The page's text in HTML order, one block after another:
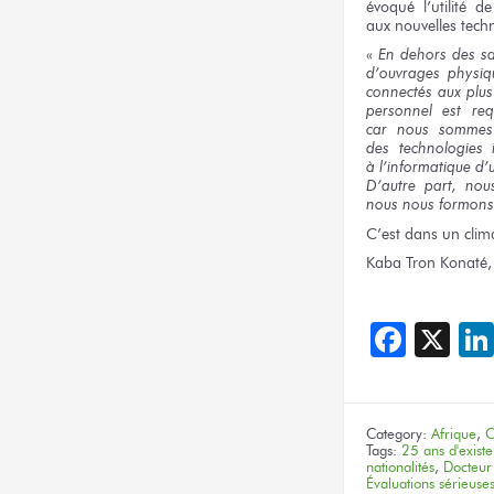
évoqué l’utilité
aux nouvelles
« En dehors des
d’ouvrages
connectés aux
personnel est
car nous sommes
des technologies
à l’informatique
D’autre part,
nous nous formons
C’est dans un
Kaba Tron
X
Category: Afrique,
Tags: 25 ans
nationalités,
Évaluations sérieuses